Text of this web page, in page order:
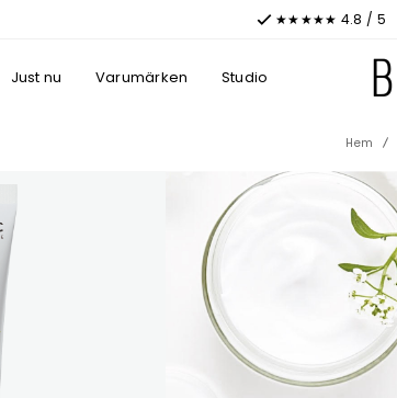
★★★★★ 4.8 / 5
Just nu Varumärken Studio
Hem